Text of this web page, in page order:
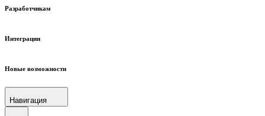
Разработчикам
Интеграции
Новые возможности
Навигация